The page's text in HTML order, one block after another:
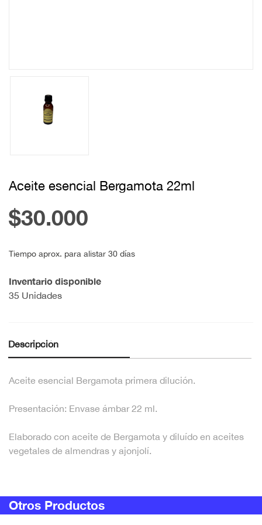
Aceite esencial Bergamota 22ml
$30.000
Tiempo aprox. para alistar 30 días
Inventario disponible
35 Unidades
Descripción
Aceite esencial Bergamota primera dilución.
Presentación: Envase ámbar 22 ml.
Elaborado con aceite de Bergamota y diluído en aceites
vegetales de almendras y ajonjolí.
Otros Productos